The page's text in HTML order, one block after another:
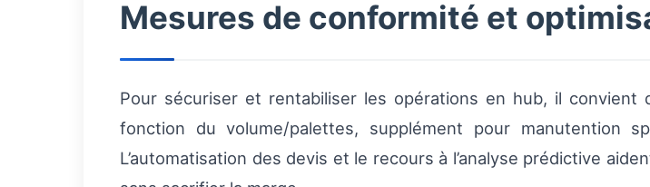
Mesures de conformité et
Pour sécuriser et rentabiliser les opérations en hub, il convient
fonction du volume/palettes, supplément pour manutention
L’automatisation des devis et le recours à l’analyse prédictive